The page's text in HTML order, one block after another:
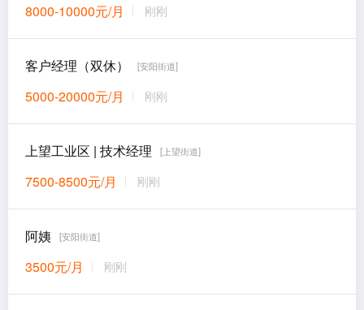
8000-10000元/月 刚刚
客户经理（双休） [安阳街道]
5000-20000元/月 刚刚
上望工业区 | 技术经理 [上望街道]
7500-8500元/月 刚刚
阿姨 [安阳街道]
3500元/月 刚刚